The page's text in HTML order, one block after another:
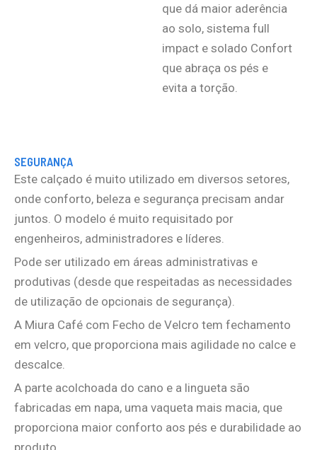
que dá maior aderência
ao solo, sistema full
impact e solado Confort
que abraça os pés e
evita a torção.
SEGURANÇA
Este calçado é muito utilizado em diversos setores,
onde conforto, beleza e segurança precisam andar
juntos. O modelo é muito requisitado por
engenheiros, administradores e líderes.
Pode ser utilizado em áreas administrativas e
produtivas (desde que respeitadas as necessidades
de utilização de opcionais de segurança).
A Miura Café com Fecho de Velcro tem fechamento
em velcro, que proporciona mais agilidade no calce e
descalce.
A parte acolchoada do cano e a lingueta são
fabricadas em napa, uma vaqueta mais macia, que
proporciona maior conforto aos pés e durabilidade ao